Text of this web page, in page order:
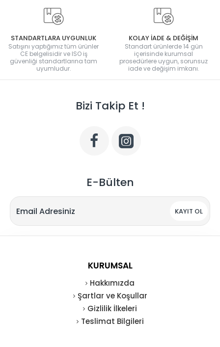
STANDARTLARA UYGUNLUK
Satışını yaptığımız tüm ürünler
CE belgelisidir ve ISO iş
güvenliği standartlarına tam
uyumludur.
KOLAY İADE & DEĞİŞİM
Standart ürünlerde 14 gün
içerisinde kurumsal
prosedürlere uygun, sorunsuz
iade ve değişim imkanı.
Bizi Takip Et !
E-Bülten
KAYIT OL
KURUMSAL
Hakkımızda
Şartlar ve Koşullar
Gizlilik İlkeleri
Teslimat Bilgileri